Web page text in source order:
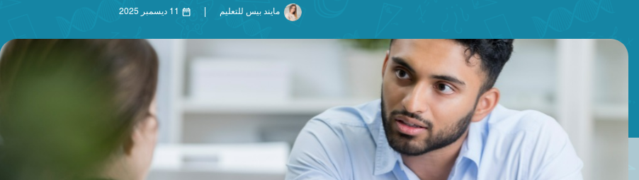
مايند بيس للتعليم 11 ديسمبر 2025